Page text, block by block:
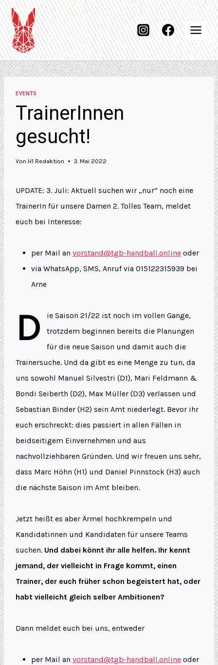
EVENTS
TrainerInnen
gesucht!
Von H1 Redaktion 3. Mai 2022
UPDATE: 3. Juli: Aktuell suchen wir „nur“ noch eine
TrainerIn für unsere Damen 2. Tolles Team, meldet
euch bei Interesse:
per Mail an vorstand@tgb-handball.online oder
via WhatsApp, SMS, Anruf via 015122315939 bei
Arne
D
ie Saison 21/22 ist noch im vollen Gange,
trotzdem beginnen bereits die Planungen
für die neue Saison und damit auch die
Trainersuche. Und da gibt es eine Menge zu tun, da
uns sowohl Manuel Silvestri (D1), Mari Feldmann &
Bondi Seiberth (D2), Max Müller (D3) verlassen und
Sebastian Binder (H2) sein Amt niederlegt. Bevor ihr
euch erschreckt: dies passiert in allen Fällen in
beidseitigem Einvernehmen und aus
nachvollziehbaren Gründen. Und wir freuen uns sehr,
dass Marc Höhn (H1) und Daniel Pinnstock (H3) auch
die nächste Saison im Amt bleiben.
Jetzt heißt es aber Ärmel hochkrempeln und
Kandidatinnen und Kandidaten für unsere Teams
suchen. Und dabei könnt ihr alle helfen. Ihr kennt
jemand, der vielleicht in Frage kommt, einen
Trainer, der euch früher schon begeistert hat, oder
habt vielleicht gleich selber Ambitionen?
Dann meldet euch bei uns, entweder
per Mail an vorstand@tgb-handball.online oder